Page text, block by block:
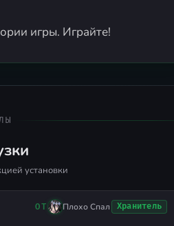
игры. Играйте!
установки
ОТ Плохо Спал Хранитель